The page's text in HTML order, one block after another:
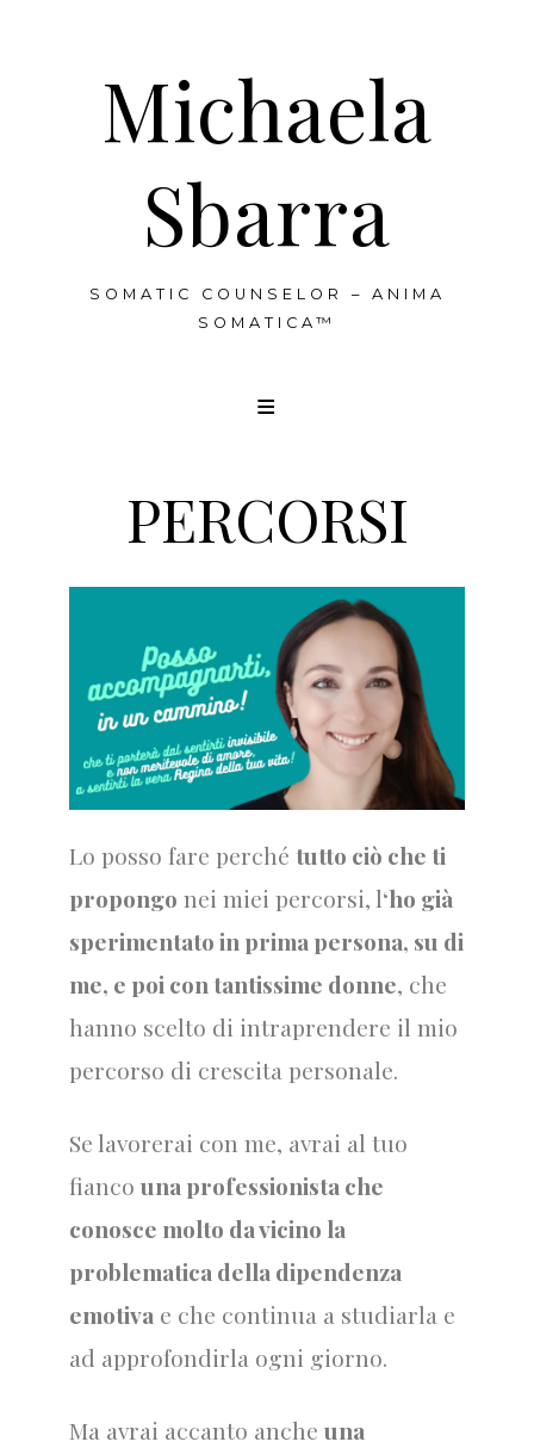
Michaela
Sbarra
SOMATIC COUNSELOR – ANIMA
SOMATICA™
PERCORSI
Lo posso fare perché tutto ciò che ti
propongo nei miei percorsi, l‘ho già
sperimentato in prima persona, su di
me, e poi con tantissime donne, che
hanno scelto di intraprendere il mio
percorso di crescita personale.
Se lavorerai con me, avrai al tuo
fianco una professionista che
conosce molto da vicino la
problematica della dipendenza
emotiva e che continua a studiarla e
ad approfondirla ogni giorno.
Ma avrai accanto anche una